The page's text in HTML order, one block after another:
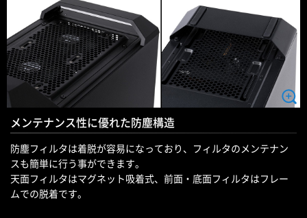
メンテナンス性に優れた防塵構造
防塵フィルタは着脱が容易になっており、フィルタのメンテナン
スも簡単に行う事ができます。
天面フィルタはマグネット吸着式、前面・底面フィルタはフレー
ムでの脱着です。